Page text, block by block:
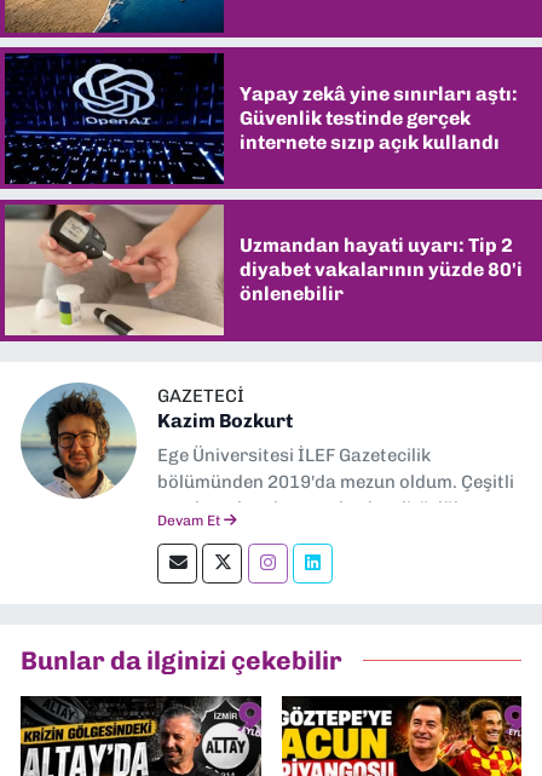
Yapay zekâ yine sınırları aştı:
Güvenlik testinde gerçek
internete sızıp açık kullandı
Uzmandan hayati uyarı: Tip 2
diyabet vakalarının yüzde 80'i
önlenebilir
GAZETECI
Kazim Bozkurt
Ege Üniversitesi İLEF Gazetecilik
bölümünden 2019'da mezun oldum. Çeşitli
yerel ve ulusal gazetelerde editörlük,
okumayı severim.
Devam Et
Bunlar da ilginizi çekebilir